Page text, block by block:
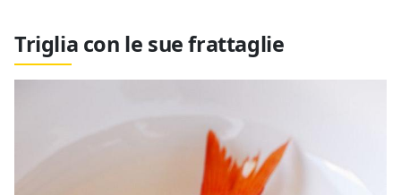
Triglia con le sue frattaglie